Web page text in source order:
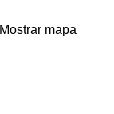
Mostrar mapa